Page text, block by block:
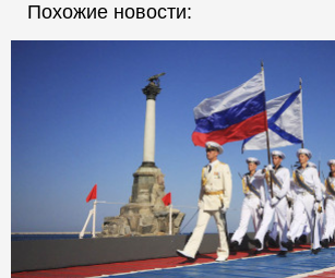
Похожие новости: